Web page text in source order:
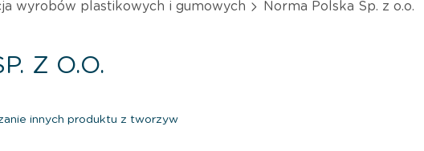
wyrobów plastikowych i gumowych Norma Polska Sp. z o.o.
Z O.O.
innych produktu z tworzyw